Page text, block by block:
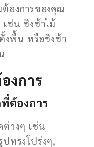
ต้องการของคุณ
เช่น ชิงช้าไม้
งพื้น หรือชิงช้า
งการ
ต้องการ
ต่างๆ เช่น
ทรงโปร่งๆ,